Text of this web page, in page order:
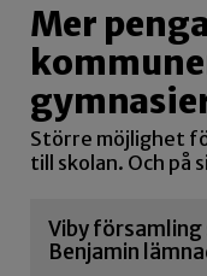
Mer
Större möjlighet
till skolan. Och på
Viby
Benjamin